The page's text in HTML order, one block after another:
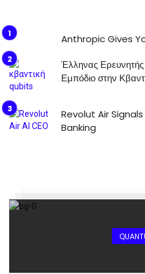
Anthropic Gives
Έλληνας Ερευνητής
Εμπόδιο στην
Revolut Air
Banking